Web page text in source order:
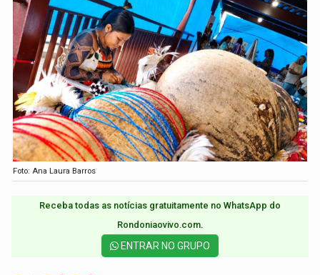
Foto: Ana Laura Barros
Receba todas as notícias gratuitamente no WhatsApp do
Rondoniaovivo.com.​
ENTRAR NO GRUPO